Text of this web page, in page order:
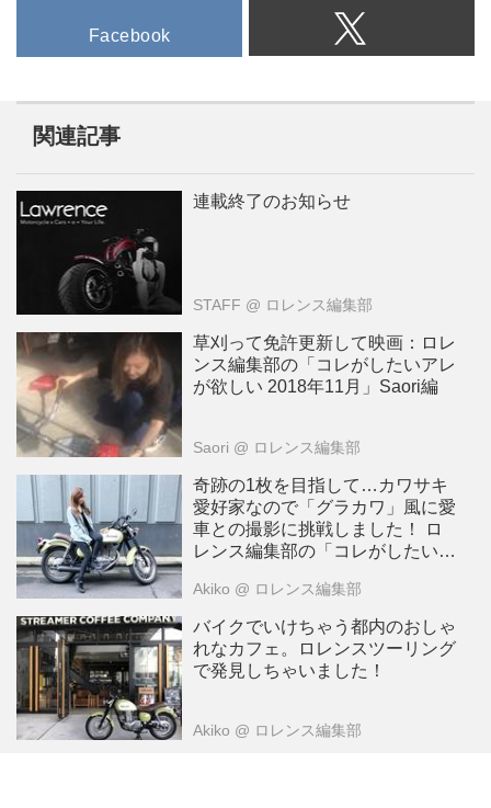
Facebook
関連記事
連載終了のお知らせ
STAFF @ ロレンス編集部
草刈って免許更新して映画：ロレ
ンス編集部の「コレがしたいアレ
が欲しい 2018年11月」Saori編
Saori @ ロレンス編集部
奇跡の1枚を目指して…カワサキ
愛好家なので「グラカワ」風に愛
車との撮影に挑戦しました！ ロ
レンス編集部の「コレがしたいア
編
Akiko @ ロレンス編集部
バイクでいけちゃう都内のおしゃ
れなカフェ。ロレンスツーリング
で発見しちゃいました！
Akiko @ ロレンス編集部